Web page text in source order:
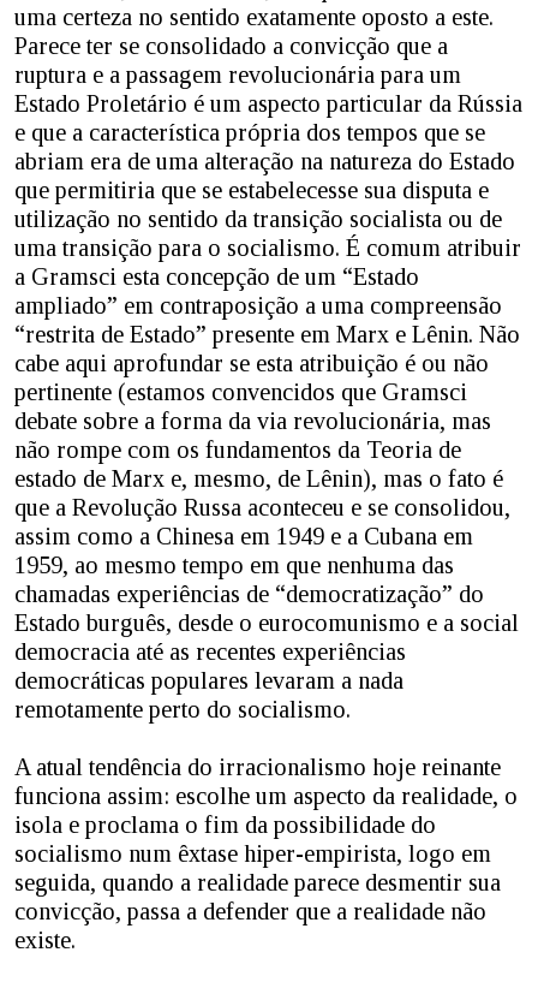
uma certeza no sentido exatamente oposto a este.
Parece ter se consolidado a convicção que a
ruptura e a passagem revolucionária para um
Estado Proletário é um aspecto particular da Rússia
e que a característica própria dos tempos que se
abriam era de uma alteração na natureza do Estado
que permitiria que se estabelecesse sua disputa e
utilização no sentido da transição socialista ou de
uma transição para o socialismo. É comum atribuir
a Gramsci esta concepção de um “Estado
ampliado” em contraposição a uma compreensão
“restrita de Estado” presente em Marx e Lênin. Não
cabe aqui aprofundar se esta atribuição é ou não
pertinente (estamos convencidos que Gramsci
debate sobre a forma da via revolucionária, mas
não rompe com os fundamentos da Teoria de
estado de Marx e, mesmo, de Lênin), mas o fato é
que a Revolução Russa aconteceu e se consolidou,
assim como a Chinesa em 1949 e a Cubana em
1959, ao mesmo tempo em que nenhuma das
chamadas experiências de “democratização” do
Estado burguês, desde o eurocomunismo e a social
democracia até as recentes experiências
democráticas populares levaram a nada
remotamente perto do socialismo.
A atual tendência do irracionalismo hoje reinante
funciona assim: escolhe um aspecto da realidade, o
isola e proclama o fim da possibilidade do
socialismo num êxtase hiper-empirista, logo em
seguida, quando a realidade parece desmentir sua
convicção, passa a defender que a realidade não
existe.